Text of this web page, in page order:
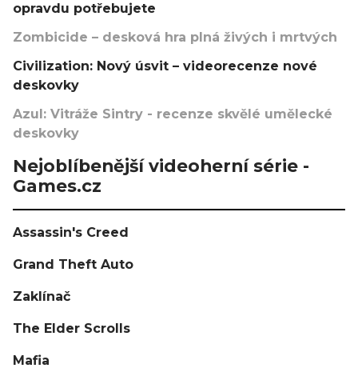
opravdu potřebujete
Zombicide – desková hra plná živých i mrtvých
Civilization: Nový úsvit – videorecenze nové
deskovky
Azul: Vitráže Sintry - recenze skvělé umělecké
deskovky
Nejoblíbenější videoherní série -
Games.cz
Assassin's Creed
Grand Theft Auto
Zaklínač
The Elder Scrolls
Mafia